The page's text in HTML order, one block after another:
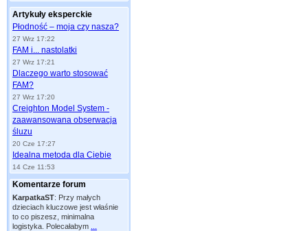
Artykuły eksperckie
Płodność – moja czy nasza?
27 Wrz 17:22
FAM i... nastolatki
27 Wrz 17:21
Dlaczego warto stosować
FAM?
27 Wrz 17:20
Creighton Model System -
zaawansowana obserwacja
śluzu
20 Cze 17:27
Idealna metoda dla Ciebie
14 Cze 11:53
Komentarze forum
KarpatkaST: Przy małych
dzieciach kluczowe jest właśnie
to co piszesz, minimalna
logistyka. Polecałabym